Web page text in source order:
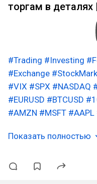
торгам в деталях
#Trading #Investing
#Exchange
#VIX #SPX #NASDAQ
#EURUSD #BTCUSD
#AMZN #MSFT #AAPL
Показать полностью